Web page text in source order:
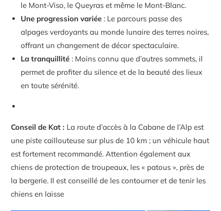
le Mont-Viso, le Queyras et même le Mont-Blanc.
Une progression variée : Le parcours passe des
alpages verdoyants au monde lunaire des terres noires,
offrant un changement de décor spectaculaire.
La tranquillité : Moins connu que d’autres sommets, il
permet de profiter du silence et de la beauté des lieux
en toute sérénité.
Conseil de Kat : La route d’accès à la Cabane de l’Alp est
une piste caillouteuse sur plus de 10 km ; un véhicule haut
est fortement recommandé. Attention également aux
chiens de protection de troupeaux, les « patous », près de
la bergerie. Il est conseillé de les contourner et de tenir les
chiens en laisse